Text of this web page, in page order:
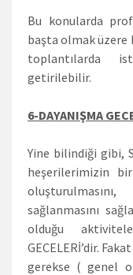
Bu konularda
başta olmak üzere
toplantılarda
getirilebilir.
6-DAYANIŞMA
Yine bilindiği gibi,
heşerilerimizin
sağlanmasını
olduğu
GECELERİ’dir.
gerekse ( genel